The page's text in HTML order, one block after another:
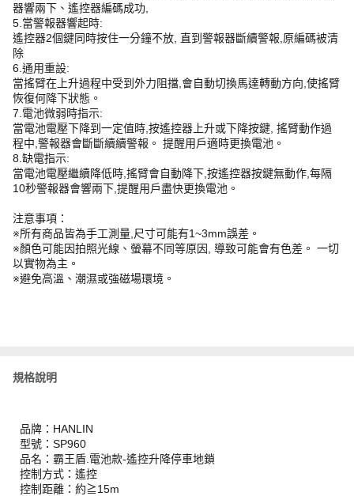
器響兩下、遙控器編碼成功,
5.當警報器響起時:
遙控器2個鍵同時按住一分鐘不放, 直到警報器斷續警報,原編碼被清
除
6.通用重設:
當搖臂在上升過程中受到外力阻擋,會自動切換馬達轉動方向,使搖臂
恢復何降下狀態。
7.電池微弱時指示:
當電池電壓下降到一定值時,按遙控器上升或下降按鍵, 搖臂動作過
程中,警報器會斷斷續續警報。 提醒用戶適時更換電池。
8.缺電指示:
當電池電壓繼續降低時,搖臂會自動降下,按遙控器按鍵無動作,每隔
10秒警報器會響兩下,提醒用戶盡快更換電池。
注意事項：
※所有商品皆為手工測量,尺寸可能有1~3mm誤差。
※顏色可能因拍照光線、螢幕不同等原因, 導致可能會有色差。 一切
以實物為主。
※避免高溫、潮濕或強磁場環境。
規格說明
品牌：HANLIN
型號：SP960
品名：霸王盾.電池款-遙控升降停車地鎖
控制方式：遙控
控制距離：約≧15m